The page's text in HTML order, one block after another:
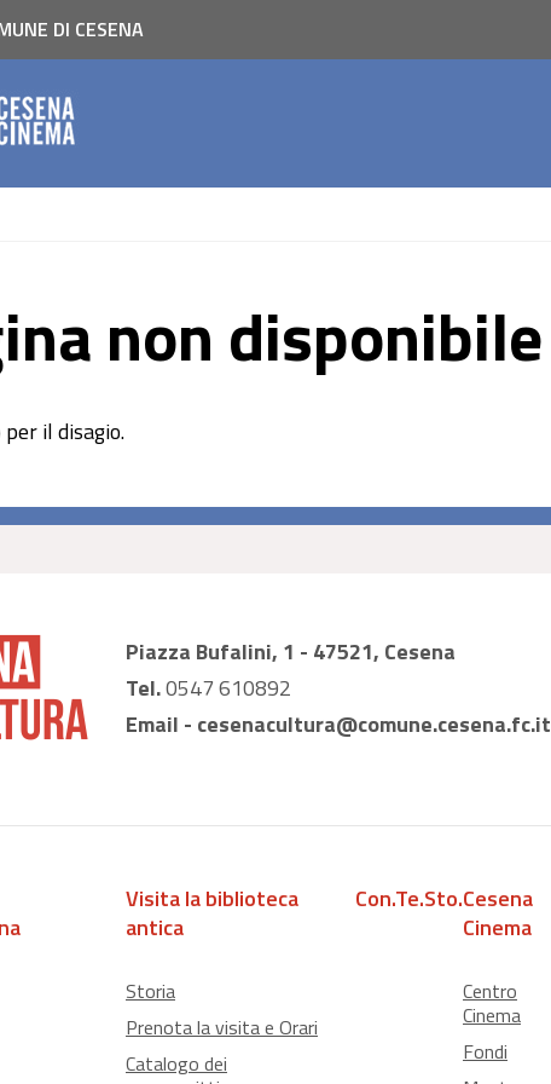
DI CESENA
non disponibile
per il disagio.
Piazza Bufalini, 1 - 47521, Cesena
Tel.0547 610892
Email - cesenacultura@comune.cesena.fc.it
Visita la biblioteca
antica
Storia
Prenota la visita e Orari
Catalogo dei
Con.Te.Sto.Cesena
Cinema
Centro
Cinema
Fondi